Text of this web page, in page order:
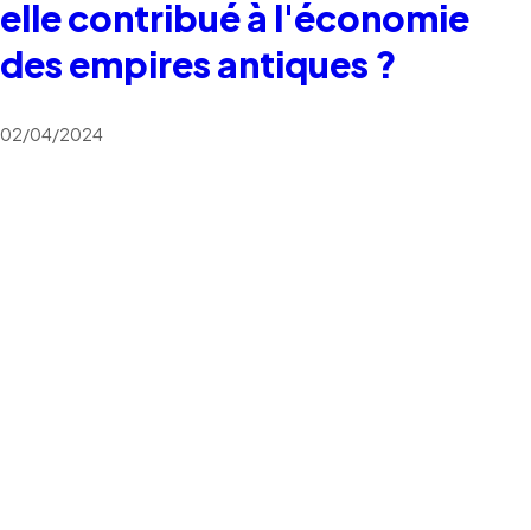
elle contribué à l'économie
des empires antiques ?
02/04/2024